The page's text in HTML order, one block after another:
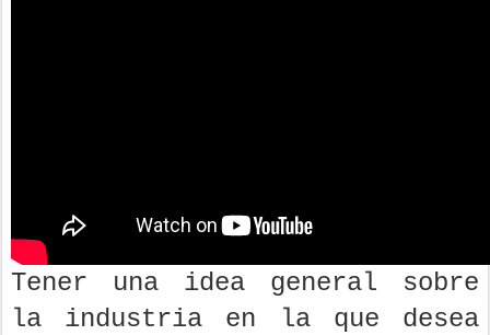
Tener una idea general sobre
la industria en la que desea